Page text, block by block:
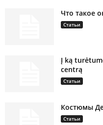
Что такое
Статьи
Į ką
centrą
Статьи
Костюмы
Статьи